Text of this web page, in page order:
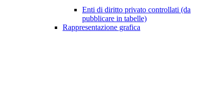
Enti di diritto privato controllati (da
pubblicare in tabelle)
Rappresentazione grafica